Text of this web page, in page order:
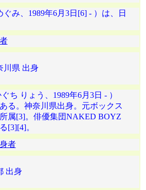
み、1989年6月3日[6] - ）は、日
県 出身
ち りょう、1989年6月3日 - ）
る。神奈川県出身。元ボックス
属[3]。俳優集団NAKED BOYZ
[3][4]。
者
出身